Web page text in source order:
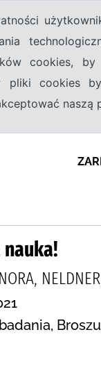
cookies,
pliki cookies
naszą
nauka!